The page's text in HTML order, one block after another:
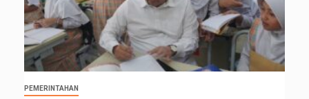
PEMERINTAHAN